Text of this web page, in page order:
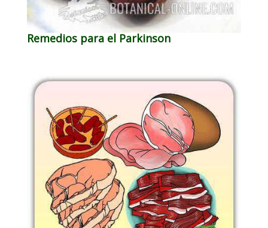
Remedios para el Parkinson